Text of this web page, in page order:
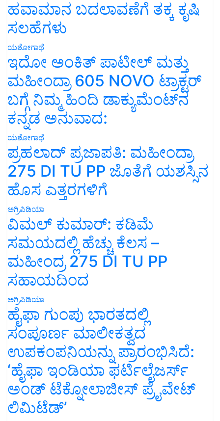
ಹವಾಮಾನ ಬದಲಾವಣೆಗೆ ತಕ್ಕ ಕೃಷಿ
ಸಲಹೆಗಳು
ಯಶೋಗಾಥೆ
ಇದೋ ಅಂಕಿತ್ ಪಾಟೀಲ್ ಮತ್ತು
ಮಹೀಂದ್ರಾ 605 NOVO ಟ್ರಾಕ್ಟರ್
ಬಗ್ಗೆ ನಿಮ್ಮ ಹಿಂದಿ ಡಾಕ್ಯುಮೆಂಟ್‌ನ
ಕನ್ನಡ ಅನುವಾದ:
ಯಶೋಗಾಥೆ
ಪ್ರಹಲಾದ್ ಪ್ರಜಾಪತಿ: ಮಹೀಂದ್ರಾ
275 DI TU PP ಜೊತೆಗೆ ಯಶಸ್ಸಿನ
ಹೊಸ ಎತ್ತರಗಳಿಗೆ
ಅಗ್ರಿಪಿಡಿಯಾ
ವಿಮಲ್ ಕುಮಾರ್: ಕಡಿಮೆ
ಸಮಯದಲ್ಲಿ ಹೆಚ್ಚು ಕೆಲಸ –
ಮಹೀಂದ್ರ 275 DI TU PP
ಸಹಾಯದಿಂದ
ಅಗ್ರಿಪಿಡಿಯಾ
ಹೈಫಾ ಗುಂಪು ಭಾರತದಲ್ಲಿ
ಸಂಪೂರ್ಣ ಮಾಲೀಕತ್ವದ
ಉಪಕಂಪನಿಯನ್ನು ಪ್ರಾರಂಭಿಸಿದೆ:
‘ಹೈಫಾ ಇಂಡಿಯಾ ಫರ್ಟಿಲೈಜರ್ಸ್
ಅಂಡ್ ಟೆಕ್ನೋಲಾಜೀಸ್ ಪ್ರೈವೇಟ್
ಲಿಮಿಟೆಡ್’